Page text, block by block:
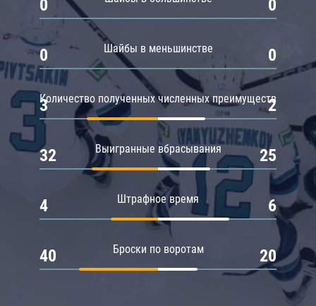
0 0
Шайбы в меньшинстве
0 0
Количество полученных численных преимуществ
3 2
Выигранные вбрасывания
32 25
Штрафное время
4 6
Броски по воротам
40 20